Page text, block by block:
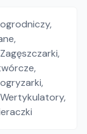
,
,
Zagęszczarki,
,
,
Wertykulatory,